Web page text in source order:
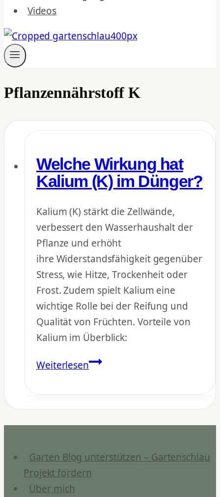
Videos
Pflanzennährstoff K
Welche Wirkung hat
Kalium (K) im Dünger?
Kalium (K) stärkt die Zellwände,
verbessert den Wasserhaushalt der
Pflanze und erhöht
ihre Widerstandsfähigkeit gegenüber
Stress, wie Hitze, Trockenheit oder
Frost. Zudem spielt Kalium eine
wichtige Rolle bei der Reifung und
Qualität von Früchten. Vorteile von
Kalium im Überblick:
WeiterlesenWelche
hat
Kalium
(K)
Dünger?
Garten Blog unterstützen – Gartenschlau
Projekt fördern
Über mich